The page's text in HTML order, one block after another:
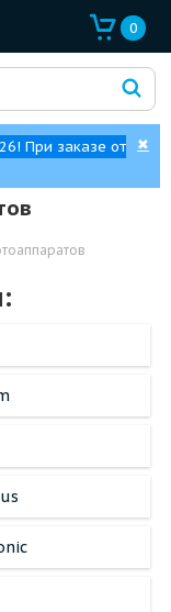
0
При заказе от
✖